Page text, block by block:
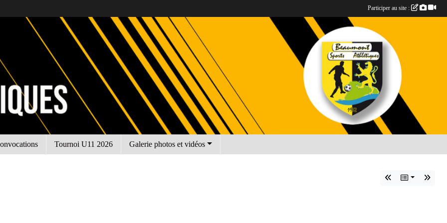
Tournoi U11 2026 Galerie photos et vidéos
Participer au site :